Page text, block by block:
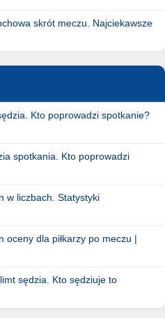
skrót meczu. Najciekawsze
Kto poprowadzi spotkanie?
spotkania. Kto poprowadzi
w liczbach. Statystyki
oceny dla piłkarzy po meczu |
sędzia. Kto sędziuje to